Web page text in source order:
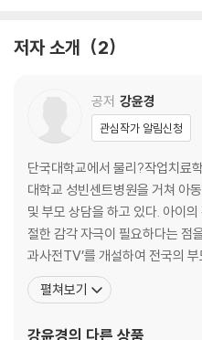
:: 우리 아이 감각운동에 필요한 도구
PART 2 바른 자세와 자신감을 만드
바른 자세와 자신감은 대근육 발달
평상시 자세가 구부정하거나 쉽게
집에서 하루 10분이면 충분해요
짐볼 바운싱│짐볼에 엎드려 움직
서 걷고 뛰기│짐볼 드리블│동물
저자 소개 2
공저 강윤경
관심작가 알림신청
단국대학교에서 물리?작업치료
대학교 성빈센트병원을 거쳐 아
및 부모 상담을 하고 있다. 아이
절한 감각 자극이 필요하다는 점
과사전TV’를 개설하여 전국의
년 차 부부 작업치료사로 활동하
이 주도 오감놀이백과 0~4세》,
펼쳐보기
강윤경의 다른 상품